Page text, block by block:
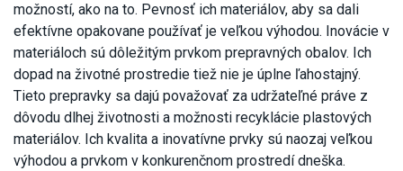
možností, ako na to. Pevnosť ich materiálov, aby sa dali
efektívne opakovane používať je veľkou výhodou. Inovácie v
materiáloch sú dôležitým prvkom prepravných obalov. Ich
dopad na životné prostredie tiež nie je úplne ľahostajný.
Tieto prepravky sa dajú považovať za udržateľné práve z
dôvodu dlhej životnosti a možnosti recyklácie plastových
materiálov. Ich kvalita a inovatívne prvky sú naozaj veľkou
výhodou a prvkom v konkurenčnom prostredí dneška.